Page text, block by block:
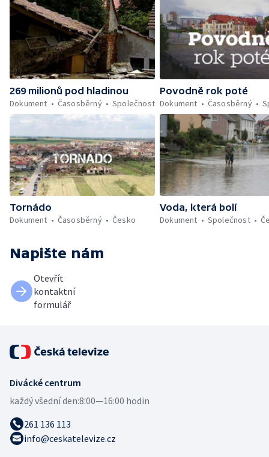
269 milionů pod hladinou
Dokument
Časosběrný Společnost
Povodně rok poté
Dokument
Časosběrný
Tornádo
Dokument
Časosběrný Česko
Voda, která bolí
Dokument
Společnost
Napište nám
Otevřít
kontaktní
formulář
Divácké centrum
každý všední den:8:00—16:00 hodin
261 136 113
info@ceskatelevize.cz